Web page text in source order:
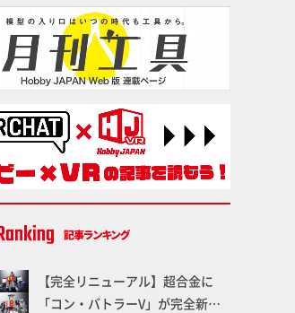
【完全リニューアル】超合金に
「コン・バトラーV」が完全新規